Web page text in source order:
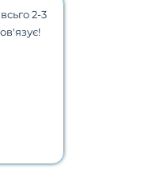
2-3